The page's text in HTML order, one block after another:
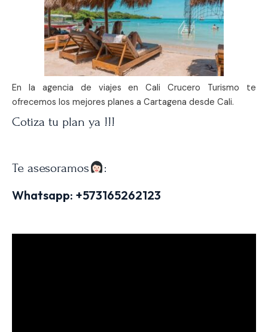
En la agencia de viajes en Cali Crucero Turismo te
ofrecemos los mejores planes a Cartagena desde Cali.
Cotiza tu plan ya !!!
Te asesoramos :
Whatsapp: +573165262123